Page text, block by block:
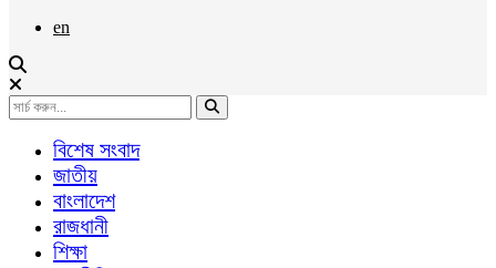
en
বিশেষ সংবাদ
জাতীয়
বাংলাদেশ
রাজধানী
শিক্ষা